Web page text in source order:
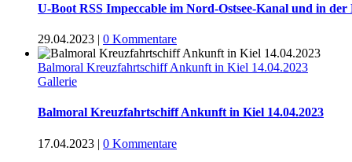
U-Boot RSS Impeccable im Nord-Ostsee-Kanal und in
29.04.2023 | 0 Kommentare
Balmoral Kreuzfahrtschiff Ankunft in Kiel 14.04.2023
Gallerie
Balmoral Kreuzfahrtschiff Ankunft in Kiel 14.04.2023
17.04.2023 | 0 Kommentare